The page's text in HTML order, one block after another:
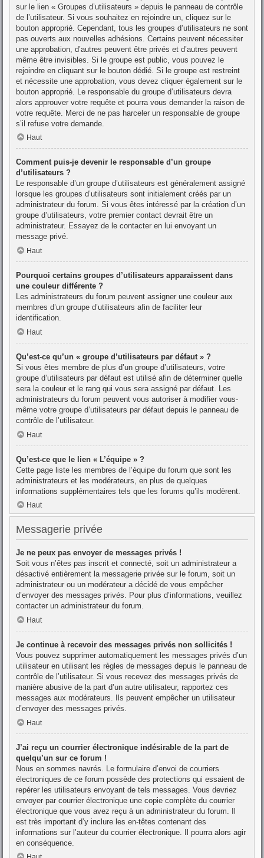
sur le lien « Groupes d’utilisateurs » depuis le panneau de contrôle
de l’utilisateur. Si vous souhaitez en rejoindre un, cliquez sur le
bouton approprié. Cependant, tous les groupes d’utilisateurs ne sont
pas ouverts aux nouvelles adhésions. Certains peuvent nécessiter
une approbation, d’autres peuvent être privés et d’autres peuvent
même être invisibles. Si le groupe est public, vous pouvez le
rejoindre en cliquant sur le bouton dédié. Si le groupe est restreint
et nécessite une approbation, vous devez cliquer également sur le
bouton approprié. Le responsable du groupe d’utilisateurs devra
alors approuver votre requête et pourra vous demander la raison de
votre requête. Merci de ne pas harceler un responsable de groupe
s’il refuse votre demande.
Haut
Comment puis-je devenir le responsable d’un groupe
d’utilisateurs ?
Le responsable d’un groupe d’utilisateurs est généralement assigné
lorsque les groupes d’utilisateurs sont initialement créés par un
administrateur du forum. Si vous êtes intéressé par la création d’un
groupe d’utilisateurs, votre premier contact devrait être un
administrateur. Essayez de le contacter en lui envoyant un
message privé.
Haut
Pourquoi certains groupes d’utilisateurs apparaissent dans
une couleur différente ?
Les administrateurs du forum peuvent assigner une couleur aux
membres d’un groupe d’utilisateurs afin de faciliter leur
identification.
Haut
Qu’est-ce qu’un « groupe d’utilisateurs par défaut » ?
Si vous êtes membre de plus d’un groupe d’utilisateurs, votre
groupe d’utilisateurs par défaut est utilisé afin de déterminer quelle
sera la couleur et le rang qui vous sera assigné par défaut. Les
administrateurs du forum peuvent vous autoriser à modifier vous-
même votre groupe d’utilisateurs par défaut depuis le panneau de
contrôle de l’utilisateur.
Haut
Qu’est-ce que le lien « L’équipe » ?
Cette page liste les membres de l’équipe du forum que sont les
administrateurs et les modérateurs, en plus de quelques
informations supplémentaires tels que les forums qu’ils modèrent.
Haut
Messagerie privée
Je ne peux pas envoyer de messages privés !
Soit vous n’êtes pas inscrit et connecté, soit un administrateur a
désactivé entièrement la messagerie privée sur le forum, soit un
administrateur ou un modérateur a décidé de vous empêcher
d’envoyer des messages privés. Pour plus d’informations, veuillez
contacter un administrateur du forum.
Haut
Je continue à recevoir des messages privés non sollicités !
Vous pouvez supprimer automatiquement les messages privés d’un
utilisateur en utilisant les règles de messages depuis le panneau de
contrôle de l’utilisateur. Si vous recevez des messages privés de
manière abusive de la part d’un autre utilisateur, rapportez ces
messages aux modérateurs. Ils peuvent empêcher un utilisateur
d’envoyer des messages privés.
Haut
J’ai reçu un courrier électronique indésirable de la part de
quelqu’un sur ce forum !
Nous en sommes navrés. Le formulaire d’envoi de courriers
électroniques de ce forum possède des protections qui essaient de
repérer les utilisateurs envoyant de tels messages. Vous devriez
envoyer par courrier électronique une copie complète du courrier
électronique que vous avez reçu à un administrateur du forum. Il
est très important d’y inclure les en-têtes contenant des
informations sur l’auteur du courrier électronique. Il pourra alors agir
en conséquence.